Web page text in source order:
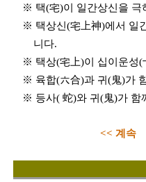
※ 택(宅)이 일간상신을 극
※ 택상신(宅上神)에서 일
니다.
※ 택상(宅上)이 십이운성(
※ 육합(六合)과 귀(鬼)가
※ 등사( 蛇)와 귀(鬼)가 함
<< 계속